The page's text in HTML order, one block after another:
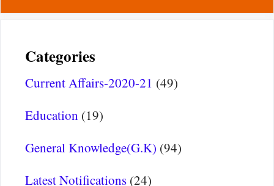
Categories
Current Affairs-2020-21 (49)
Education (19)
General Knowledge(G.K) (94)
Latest Notifications (24)